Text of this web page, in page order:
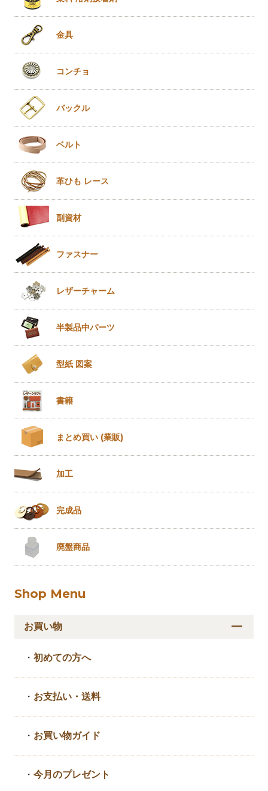
金具
コンチョ
バックル
ベルト
革ひも レース
副資材
ファスナー
レザーチャーム
半製品中パーツ
型紙 図案
書籍
まとめ買い (業販)
加工
完成品
廃盤商品
Shop Menu
お買い物
・初めての方へ
・ お支払い・送料
・ お買い物ガイド
・今月のプレゼント